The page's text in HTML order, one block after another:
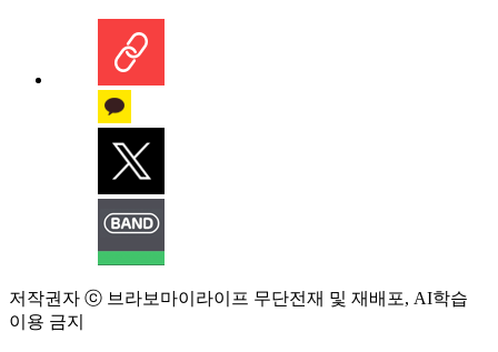
저작권자 ⓒ 브라보마이라이프 무단전재 및 재배포, AI학습
이용 금지